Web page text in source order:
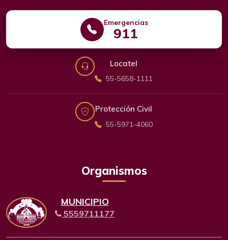
Emergencias
911
Locatel
55-5658-1111
Protección Civil
55-5971-4060
Organismos
MUNICIPIO
5559711177